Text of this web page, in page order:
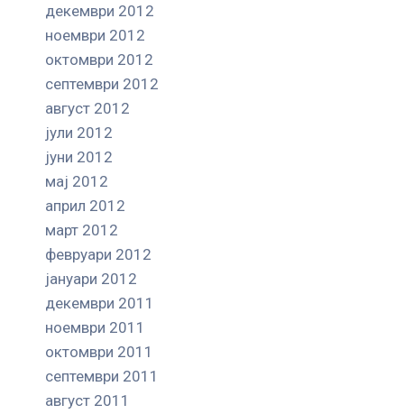
декември 2012
ноември 2012
октомври 2012
септември 2012
август 2012
јули 2012
јуни 2012
мај 2012
април 2012
март 2012
февруари 2012
јануари 2012
декември 2011
ноември 2011
октомври 2011
септември 2011
август 2011